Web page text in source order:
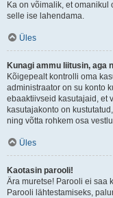
Ka on võimalik, et
selle ise lahendama.
Üles
Kunagi ammu liitusin, aga
Kõigepealt kontrolli oma
administraator on su konto
ebaaktiivseid kasutajaid, et
kasutajakonto on
ning võtta rohkem osa
Üles
Kaotasin parooli!
Ära muretse! Parooli ei saa
Parooli lähtestamiseks,